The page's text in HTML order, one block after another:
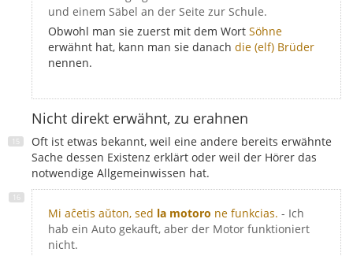
und einem Säbel an der Seite zur Schule.
Obwohl man sie zuerst mit dem Wort Söhne
erwähnt hat, kann man sie danach die (elf) Brüder
nennen.
Nicht direkt erwähnt, zu erahnen
Oft ist etwas bekannt, weil eine andere bereits erwähnte
Sache dessen Existenz erklärt oder weil der Hörer das
notwendige Allgemeinwissen hat.
Mi aĉetis aŭton, sed la motoro ne funkcias. - Ich
hab ein Auto gekauft, aber der Motor funktioniert
nicht.